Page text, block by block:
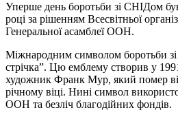
Уперше день боротьби зі СНІДом
році за рішенням Всесвітньої
Генеральної асамблеї ООН.
Міжнародним символом боротьби
стрічка”. Цю емблему створив у
художник Франк Мур, який помер
річному віці. Нині символ
ООН та безліч благодійних фондів.